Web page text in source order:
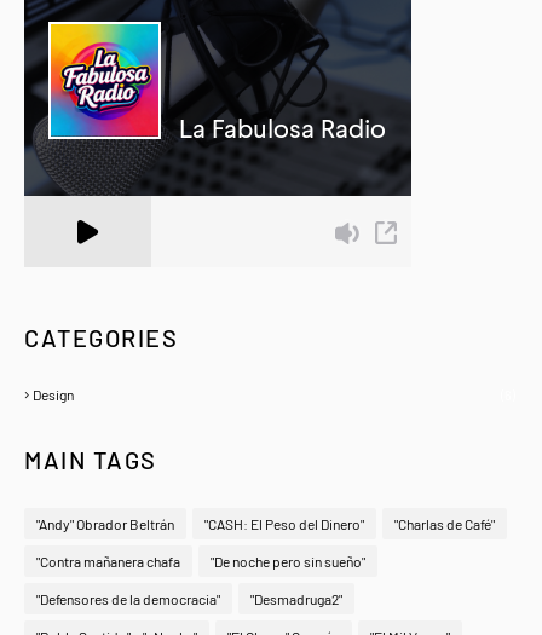
CATEGORIES
Design
MAIN TAGS
"Andy" Obrador Beltrán "CASH: El Peso del Dinero" "Charlas de Café"
"Contra mañanera chafa "De noche pero sin sueño"
"Defensores de la democracia" "Desmadruga2"